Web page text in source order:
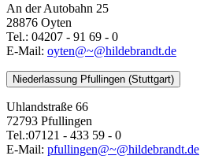
An der Autobahn 25
28876 Oyten
Tel.: 04207 - 91 69 - 0
E-Mail: oyten@~@hildebrandt.de
Niederlassung Pfullingen (Stuttgart)
Uhlandstraße 66
72793 Pfullingen
Tel.:07121 - 433 59 - 0
E-Mail: pfullingen@~@hildebrandt.de